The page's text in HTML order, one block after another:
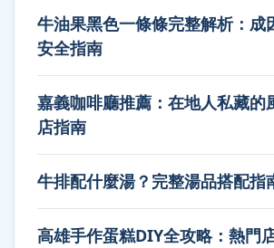
牛油果黑色一條條完整解析：成
安全指南
嘉義咖啡廳推薦：在地人私藏的
店指南
牛排配什麼湯？完整湯品搭配指
高雄手作蛋糕DIY全攻略：熱門